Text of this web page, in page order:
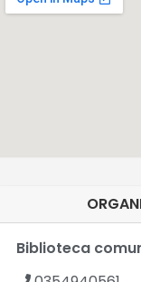
Biblioteca